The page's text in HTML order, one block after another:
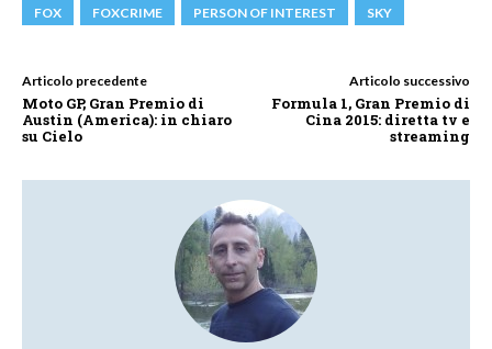
FOX FOXCRIME PERSON OF INTEREST SKY
Articolo precedente
Moto GP, Gran Premio di
Austin (America): in chiaro
su Cielo
Articolo successivo
Formula 1, Gran Premio di
Cina 2015: diretta tv e
streaming